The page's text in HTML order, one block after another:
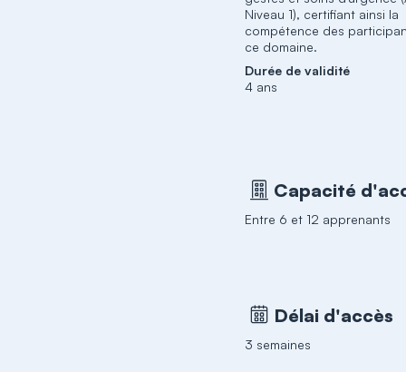
Niveau 1), certifiant ainsi la
compétence des
ce domaine.
Durée de validité
4 ans
Capacité
Entre 6 et 12 apprenants
Délai d'accès
3 semaines